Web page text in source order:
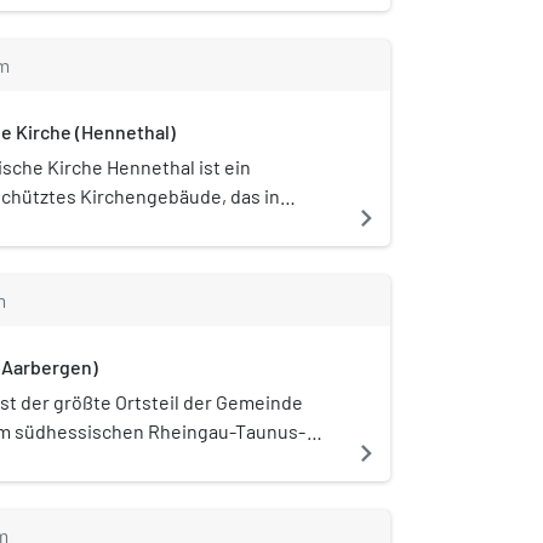
Kirche (Hennethal)
Kirche Hennethal ist ein
Kirchengebäude, das in
Rheingau-Taunus-Kreis in Hessen.
in der Propstei Rhein-Main der
navigate_next
der größte Ortsteil der Gemeinde
südhessischen Rheingau-Taunus-
navigate_next